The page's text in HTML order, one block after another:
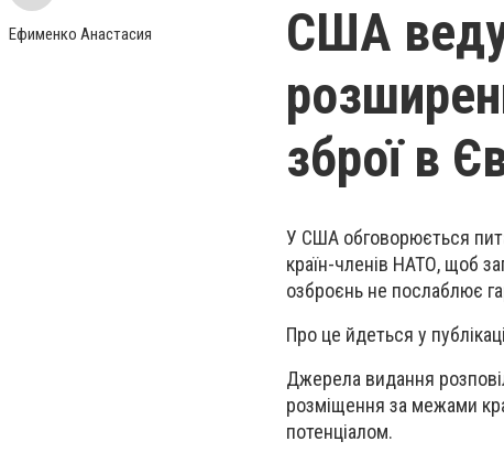
Ефименко Анастасия
США
зброї в
У США обговорюється
країн-членів НАТО, щоб
озброєнь не послаблює
Про це йдеться у
Джерела видання
розміщення за межами
потенціалом.